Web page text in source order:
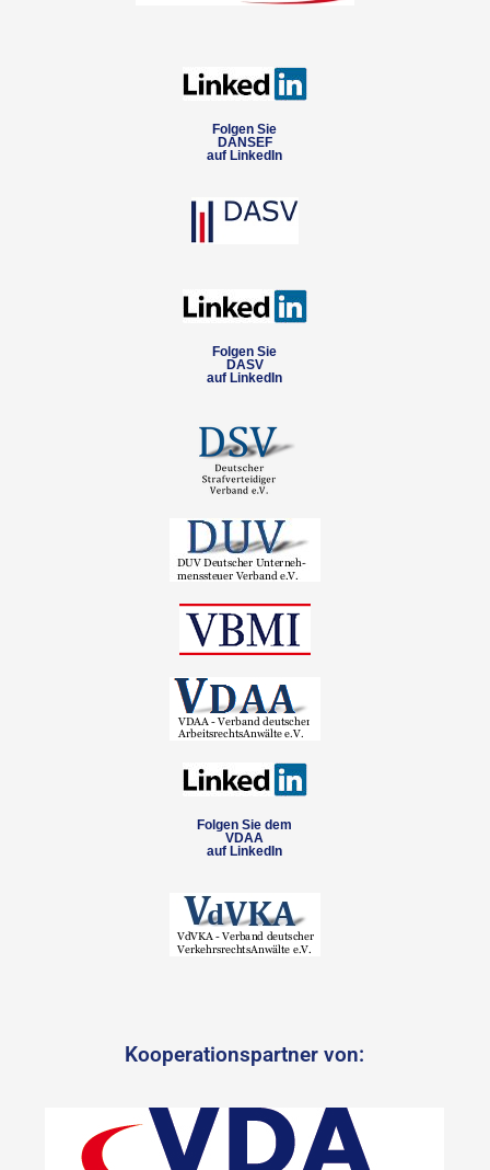
Folgen Sie
DANSEF
auf LinkedIn
Folgen Sie
DASV
auf LinkedIn
Folgen Sie dem
VDAA
auf LinkedIn
Kooperationspartner von: